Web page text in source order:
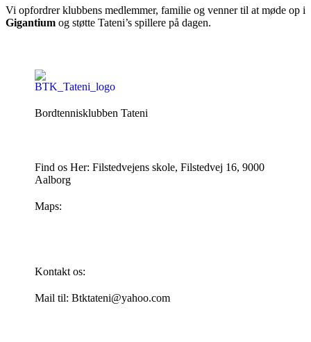
Vi opfordrer klubbens medlemmer, familie og venner til at møde op i
Gigantium og støtte Tateni’s spillere på dagen.
Bordtennisklubben Tateni
Find os Her: Filstedvejens skole, Filstedvej 16, 9000
Aalborg
Maps:
Kontakt os:
Mail til: Btktateni@yahoo.com